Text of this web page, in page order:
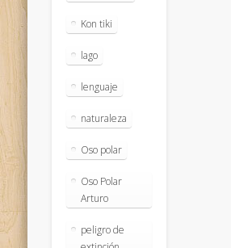
Kon tiki
lago
lenguaje
naturaleza
Oso polar
Oso Polar
Arturo
peligro de